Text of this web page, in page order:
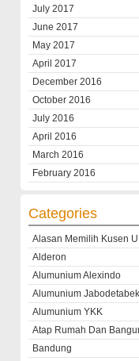
July 2017
June 2017
May 2017
April 2017
December 2016
October 2016
July 2016
April 2016
March 2016
February 2016
Categories
Alasan Memilih Kusen
Alderon
Alumunium Alexindo
Alumunium Jabodetabek
Alumunium YKK
Atap Rumah Dan
Bandung